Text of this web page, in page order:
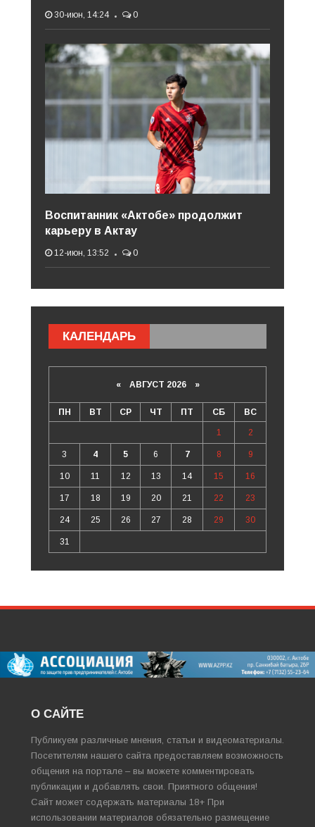
30-июн, 14:24 0
Воспитанник «Актобе» продолжит
карьеру в Актау
12-июн, 13:52 0
КАЛЕНДАРЬ
«АВГУСТ 2026 »
ПН ВТ СР ЧТ ПТ СБ ВС
1 2
3 4 5 6 7 8 9
10 11 12 13 14 15 16
17 18 19 20 21 22 23
24 25 26 27 28 29 30
31
О САЙТЕ
Публикуем различные мнения, статьи и видеоматериалы.
Посетителям нашего сайта предоставляем возможность
общения на портале – вы можете комментировать
публикации и добавлять свои. Приятного общения!
Сайт может содержать материалы 18+ При
использовании материалов обязательно размещение